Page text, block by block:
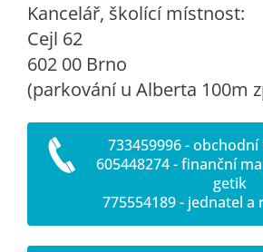
Kancelář, školící místnost:
Cejl 62
602 00 Brno
(parkování u Alberta 100m
733459996 -
605448274 - finanční
getik
775554189 - jednatel